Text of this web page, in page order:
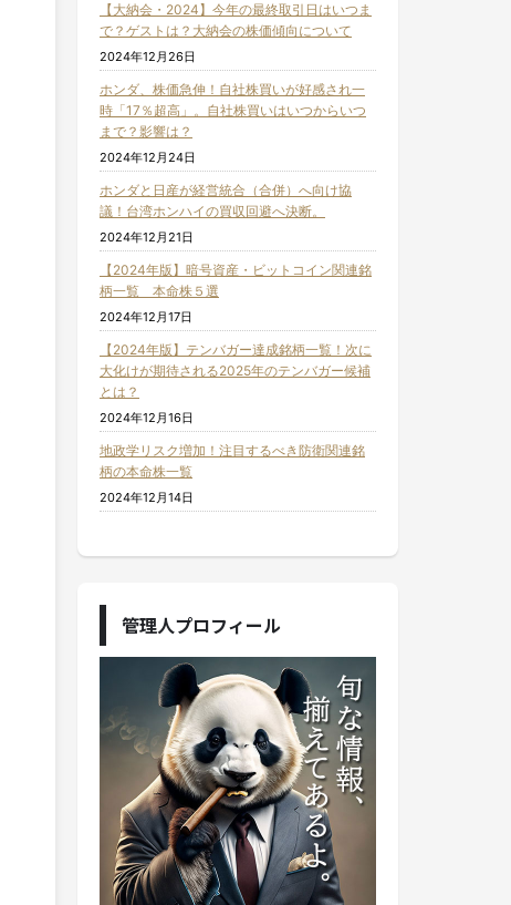
【大納会・2024】今年の最終取引日はいつま
で？ゲストは？大納会の株価傾向について
2024年12月26日
ホンダ、株価急伸！自社株買いが好感され一
時「17％超高」。自社株買いはいつからいつ
まで？影響は？
2024年12月24日
ホンダと日産が経営統合（合併）へ向け協
議！台湾ホンハイの買収回避へ決断。
2024年12月21日
【2024年版】暗号資産・ビットコイン関連銘
柄一覧 本命株５選
2024年12月17日
【2024年版】テンバガー達成銘柄一覧！次に
大化けが期待される2025年のテンバガー候補
とは？
2024年12月16日
地政学リスク増加！注目するべき防衛関連銘
柄の本命株一覧
2024年12月14日
管理人プロフィール